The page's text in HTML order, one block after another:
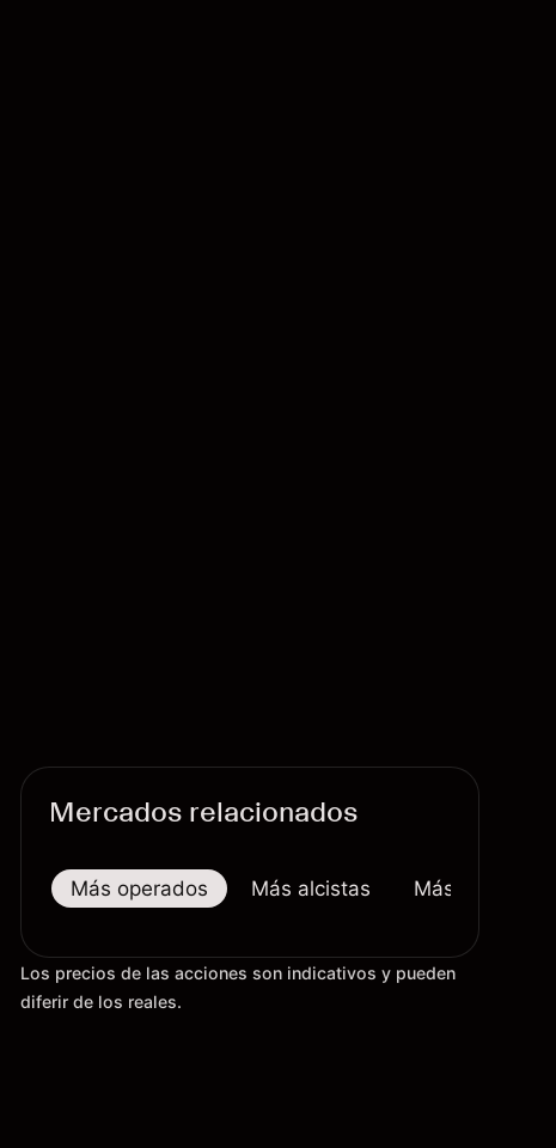
Mercados relacionados
Más operados Más alcistas Más bajistas
Los precios de las acciones son indicativos y pueden
diferir de los reales.